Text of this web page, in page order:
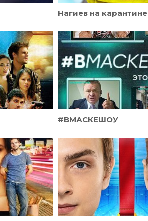
Нагиев на карантине
#ВМАСКЕШОУ